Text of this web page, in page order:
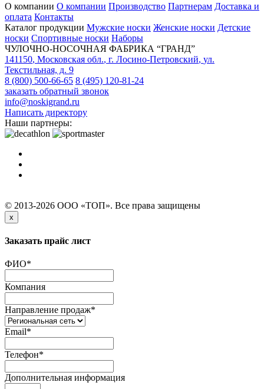
О компании О компании Производство Партнерам Доставка и
оплата Контакты
Каталог продукции Мужские носки Женские носки Детские
носки Спортивные носки Наборы
ЧУЛОЧНО-НОСОЧНАЯ ФАБРИКА “ГРАНД”
141150, Московская обл., г. Лосино-Петровский, ул.
Текстильная, д. 9
8 (800) 500-66-65 8 (495) 120-81-24
заказать обратный звонок
info@noskigrand.ru
Написать директору
Наши партнеры:
© 2013-2026 ООО «ТОП». Все права защищены
x
Заказать прайс лист
ФИО*
Компания
Направление продаж*
Email*
Телефон*
Дополнительная информация